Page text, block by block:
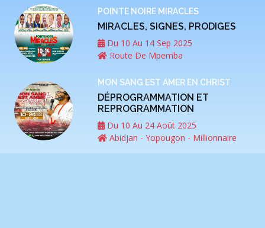
POINTE NOIRE MIRACLES
MIRACLES, SIGNES, PRODIGES
Du 10 Au 14 Sep 2025
Route De Mpemba
MON SANG EST AMER EN CHRIST
DÉPROGRAMMATION ET
REPROGRAMMATION
Du 10 Au 24 Août 2025
Abidjan - Yopougon - Millionnaire